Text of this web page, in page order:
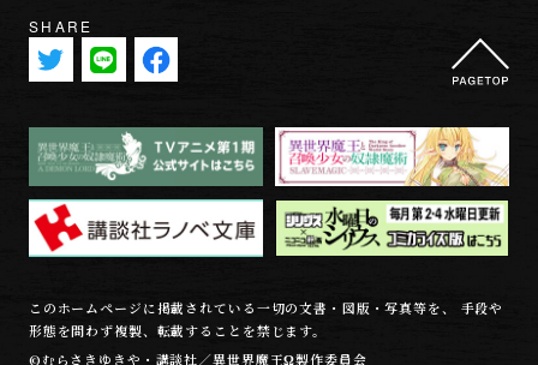
SHARE
このホームページに掲載されている一切の文書・図版・写真等を、 手段や
形態を問わず複製、転載することを禁じます。
©むらさきゆきや・講談社／異世界魔王Ω製作委員会